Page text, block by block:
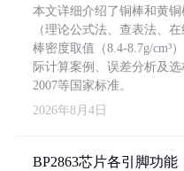
本文详细介绍了铜棒和黄
（理论公式法、查表法、
棒密度取值（8.4-8.7g/cm³
际计算案例、误差分析及
2007等国家标准。
2026年8月4日
BP2863芯片各引脚功能